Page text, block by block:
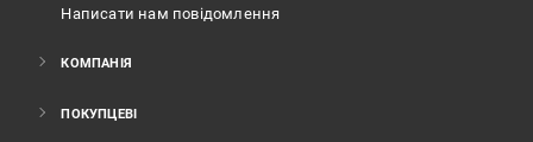
Написати нам повідомлення
КОМПАНІЯ
ПОКУПЦЕВІ